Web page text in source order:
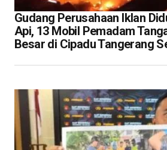
Gudang Perusahaan Iklan
Api, 13 Mobil Pemadam
Besar di Cipadu Tangerang